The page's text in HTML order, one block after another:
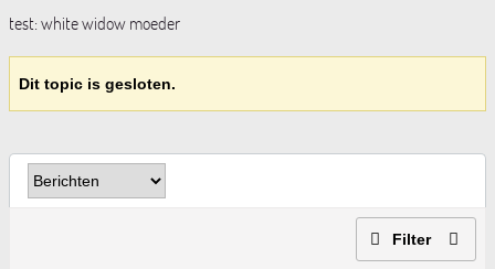
test: white widow moeder
Dit topic is gesloten.
Filter